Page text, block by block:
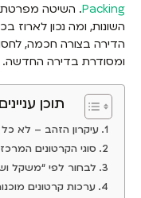
Packing. השיטה מפרטת
השונות, ומה נכון
הדירה בצורה חכמה,
ומסודרת בדירה החדשה.
תוכן עניינים
עיקרון הזהב – לא
סוגי הקרטונים
לבחור לפי “משקל
ערכות קרטונים